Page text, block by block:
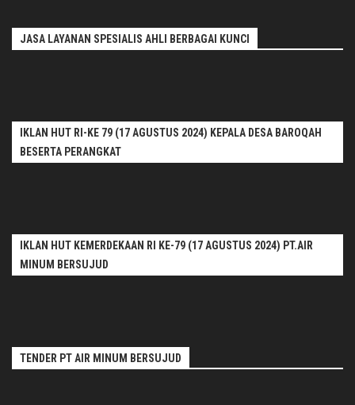
JASA LAYANAN SPESIALIS AHLI BERBAGAI KUNCI
IKLAN HUT RI-KE 79 (17 AGUSTUS 2024) KEPALA DESA BAROQAH
BESERTA PERANGKAT
IKLAN HUT KEMERDEKAAN RI KE-79 (17 AGUSTUS 2024) PT.AIR
MINUM BERSUJUD
TENDER PT AIR MINUM BERSUJUD